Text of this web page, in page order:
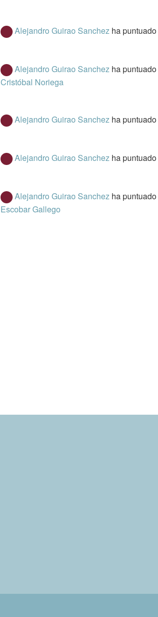
Alejandro Guirao Sanchez ha puntuado
Alejandro Guirao Sanchez ha puntuado
Cristóbal Noriega
Alejandro Guirao Sanchez ha puntuado
Alejandro Guirao Sanchez ha puntuado
Alejandro Guirao Sanchez ha puntuado
Escobar Gallego